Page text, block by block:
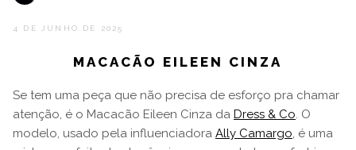
4 DE JUNHO DE 2025
MACACÃO EILEEN CINZA
Se tem uma peça que não precisa de esforço pra chamar
atenção, é o Macacão Eileen Cinza da Dress & Co. O
modelo, usado pela influenciadora Ally Camargo, é uma